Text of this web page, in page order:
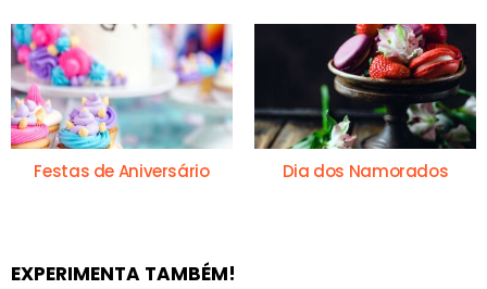
Festas de Aniversário Dia dos Namorados
EXPERIMENTA TAMBÉM!